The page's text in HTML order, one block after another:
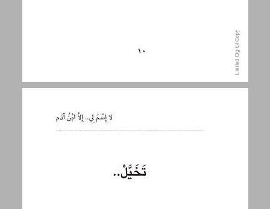
تخيّل.. ... 11